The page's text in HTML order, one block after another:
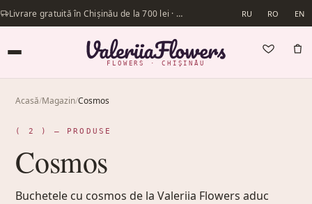
Livrare gratuită în Chișinău de la 700 lei · Livrăm în aceeași zi RU RO EN
FLOWERS · CHIȘINĂU
Acasă/Magazin/Cosmos
( 2 ) — PRODUSE
Cosmos
Buchetele cu cosmos de la Valeriia Flowers aduc